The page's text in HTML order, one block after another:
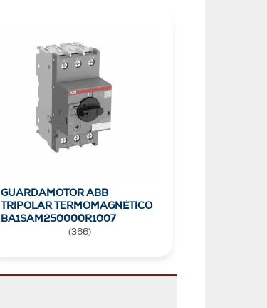
GUARDAMOTOR ABB
TRIPOLAR TERMOMAGNÉTICO
BA1SAM250000R1007
(366)